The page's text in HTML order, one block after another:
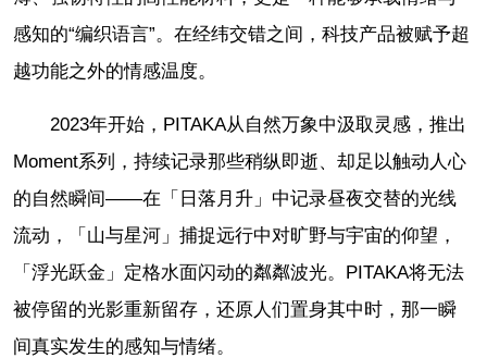
感知的“编织语言”。在经纬交错之间，科技产品被赋予超
越功能之外的情感温度。
2023年开始，PITAKA从自然万象中汲取灵感，推出
Moment系列，持续记录那些稍纵即逝、却足以触动人心
的自然瞬间——在「日落月升」中记录昼夜交替的光线
流动，「山与星河」捕捉远行中对旷野与宇宙的仰望，
「浮光跃金」定格水面闪动的粼粼波光。PITAKA将无法
被停留的光影重新留存，还原人们置身其中时，那一瞬
间真实发生的感知与情绪。